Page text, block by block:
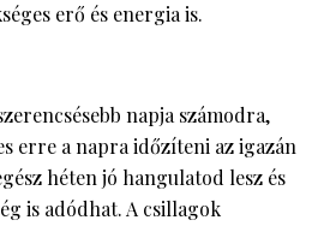
erő és energia is.
napja számodra,
erre a napra időzíteni az igazán
héten jó hangulatod lesz és
is adódhat. A csillagok